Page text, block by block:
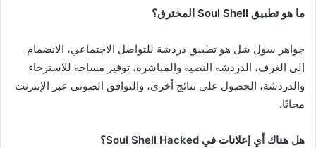
ما هو تطبيق Soul Shell المخترق؟
جواهر سول شل هو تطبيق دردشة للتواصل الاجتماعي، الانضمام
إلى الغرف، الدردشة النصية والمباشرة، توفير مساحة للاسترخاء
والدردشة، الحصول على نتائج أخرى، والتوافق الصوتي عبر الإنترنت
مجانًا.
هل هناك أي إعلانات في Soul Shell Hacked؟